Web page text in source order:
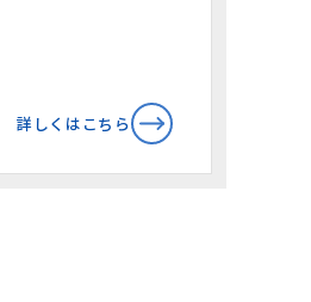
詳しくはこちら